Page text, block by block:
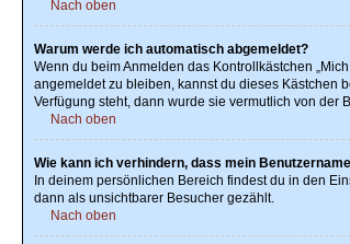
Nach oben
Warum werde ich automatisch abgemeldet?
Wenn du beim Anmelden das Kontrollkästchen
angemeldet zu bleiben, kannst du dieses Kästchen
Verfügung steht, dann wurde sie vermutlich von der
Nach oben
Wie kann ich verhindern, dass mein
In deinem persönlichen Bereich findest du in den
dann als unsichtbarer Besucher gezählt.
Nach oben